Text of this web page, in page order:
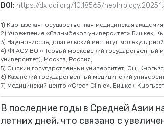
1) Кыргызская государственная медицинская
2) Учреждение «Салымбеков университет» Бишкек,
3) Научно-исследовательский институт
4) ФГАОУ ВО «Первый московский государственный
университет), Москва, Россия;
5) Ошский государственный университет, Ош,
6) Казанский государственный медицинский
7) Медицинский центр «Green Clinic», Бишкек,
В последние годы в Средней Азии
летних дней, что связано с
DOI: https://dx.doi.org/10.18565/